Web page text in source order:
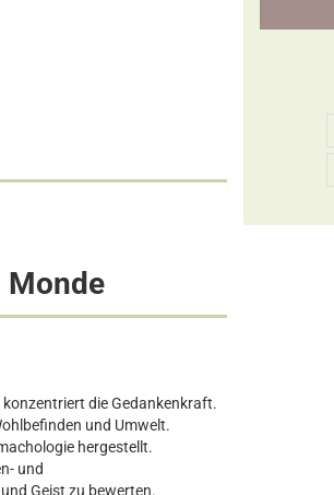
Monde
die Gedankenkraft.
und Umwelt.
hergestellt.
und
Geist zu bewerten.